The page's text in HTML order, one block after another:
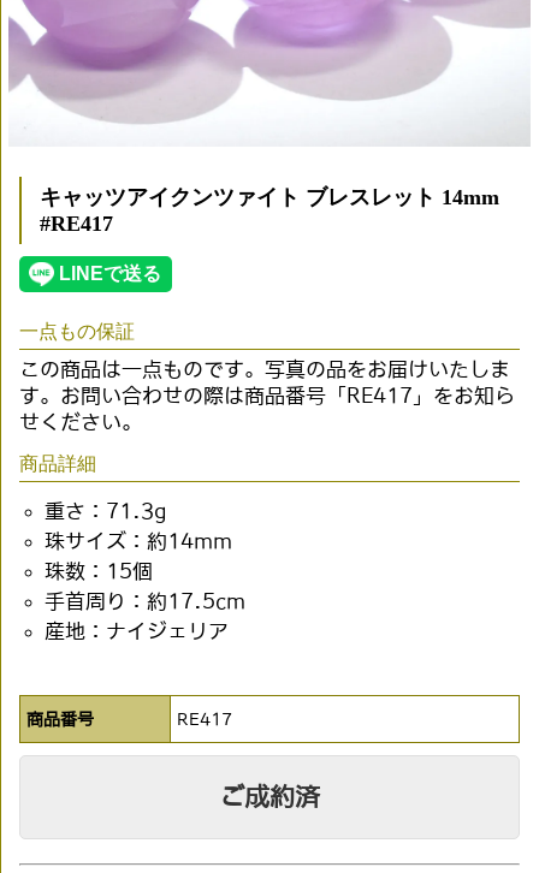
キャッツアイクンツァイト ブレスレット 14mm
#RE417
一点もの保証
この商品は一点ものです。写真の品をお届けいたしま
す。お問い合わせの際は商品番号「RE417」をお知ら
せください。
商品詳細
重さ：71.3g
珠サイズ：約14mm
珠数：15個
手首周り：約17.5cm
産地：ナイジェリア
商品番号 RE417
ご成約済